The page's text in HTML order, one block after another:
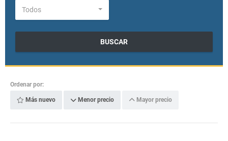
Todos
BUSCAR
Ordenar por:
Más nuevo Menor precio Mayor precio